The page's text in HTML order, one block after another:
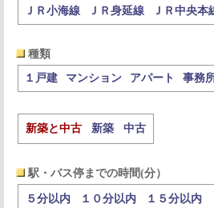
ＪＲ小海線
ＪＲ身延線 ＪＲ中央本
種類
１戸建
マンション アパート 事務
新築と中古 新築 中古
駅・バス停までの時間(分）
５分以内 １０分以内 １５分以内